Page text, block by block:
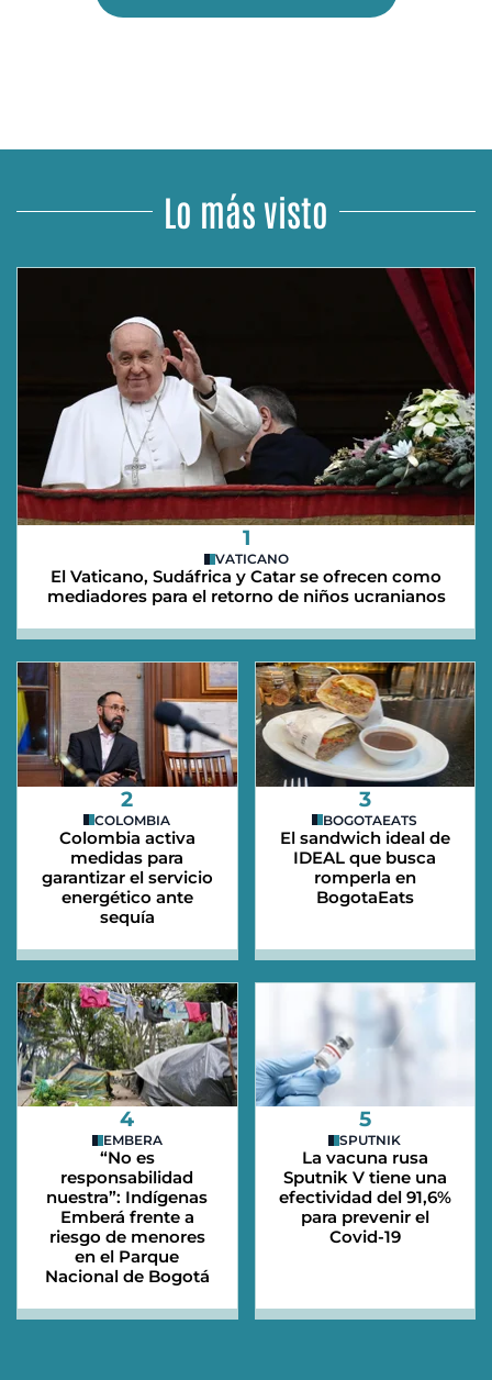
Lo más visto
1
VATICANO
El Vaticano, Sudáfrica y Catar se ofrecen como
mediadores para el retorno de niños ucranianos
2
COLOMBIA
Colombia activa
medidas para
garantizar el servicio
energético ante
sequía
3
BOGOTAEATS
El sandwich ideal de
IDEAL que busca
romperla en
BogotaEats
4
EMBERA
“No es
responsabilidad
nuestra”: Indígenas
Emberá frente a
riesgo de menores
en el Parque
Nacional de Bogotá
5
SPUTNIK
La vacuna rusa
Sputnik V tiene una
efectividad del 91,6%
para prevenir el
Covid-19